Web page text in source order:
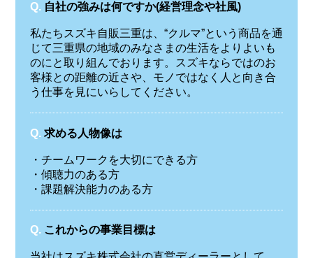
Q. 自社の強みは何ですか(経営理念や社風)
私たちスズキ自販三重は、“クルマ”という商品を通
じて三重県の地域のみなさまの生活をよりよいも
のにと取り組んでおります。スズキならではのお
客様との距離の近さや、モノではなく人と向き合
う仕事を見にいらしてください。
Q. 求める人物像は
・チームワークを大切にできる方
・傾聴力のある方
・課題解決能力のある方
Q. これからの事業目標は